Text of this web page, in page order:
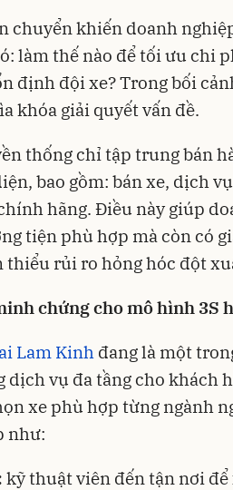
chuyển khiến doanh
làm thế nào để tối ưu chi
định đội xe? Trong bối
khóa giải quyết vấn đề.
thống chỉ tập trung bán
bao gồm: bán xe, dịch
hãng. Điều này giúp
tiện phù hợp mà còn có
thiểu rủi ro hỏng hóc đột
chứng cho mô hình 3S
Lam Kinh đang là một
dịch vụ đa tầng cho khách
xe phù hợp từng ngành
như:
kỹ thuật viên đến tận nơi để